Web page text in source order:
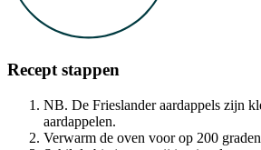
Recept stappen
NB. De Frieslander aardappels zijn
aardappelen.
Verwarm de oven voor op 200